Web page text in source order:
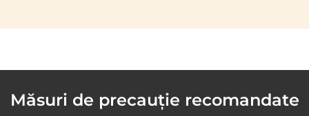
Măsuri de precauție recomandate